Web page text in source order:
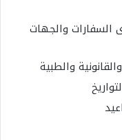
السفارات والجهات
والطبية